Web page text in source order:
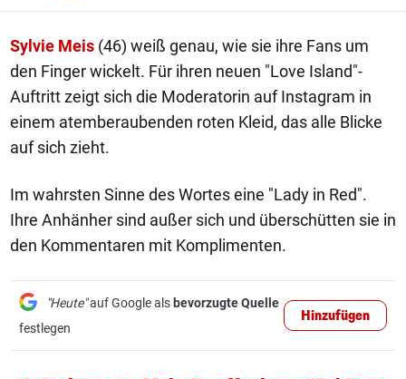
Sylvie Meis (46) weiß genau, wie sie ihre Fans um
den Finger wickelt. Für ihren neuen "Love Island"-
Auftritt zeigt sich die Moderatorin auf Instagram in
einem atemberaubenden roten Kleid, das alle Blicke
auf sich zieht.
Im wahrsten Sinne des Wortes eine "Lady in Red".
Ihre Anhänher sind außer sich und überschütten sie in
den Kommentaren mit Komplimenten.
"Heute"auf Google als bevorzugte Quelle
festlegen
Hinzufügen